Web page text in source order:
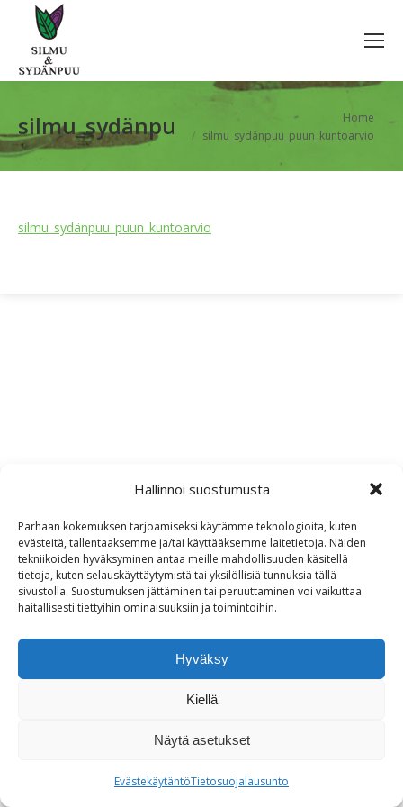
Hallinnoi suostumusta
Parhaan kokemuksen tarjoamiseksi käytämme teknologioita, kuten
evästeitä, tallentaaksemme ja/tai käyttääksemme laitetietoja. Näiden
tekniikoiden hyväksyminen antaa meille mahdollisuuden käsitellä
tietoja, kuten selauskäyttäytymistä tai yksilöllisiä tunnuksia tällä
sivustolla. Suostumuksen jättäminen tai peruuttaminen voi vaikuttaa
haitallisesti tiettyihin ominaisuuksiin ja toimintoihin.
Hyväksy
Kiellä
Näytä asetukset
EvästekäytäntöTietosuojalausunto
silmu_sydänpuu_puun_kuntoarvio
Home
silmu_sydänpuu_puun_kuntoarvio
silmu_sydänpuu_puun_kuntoarvio